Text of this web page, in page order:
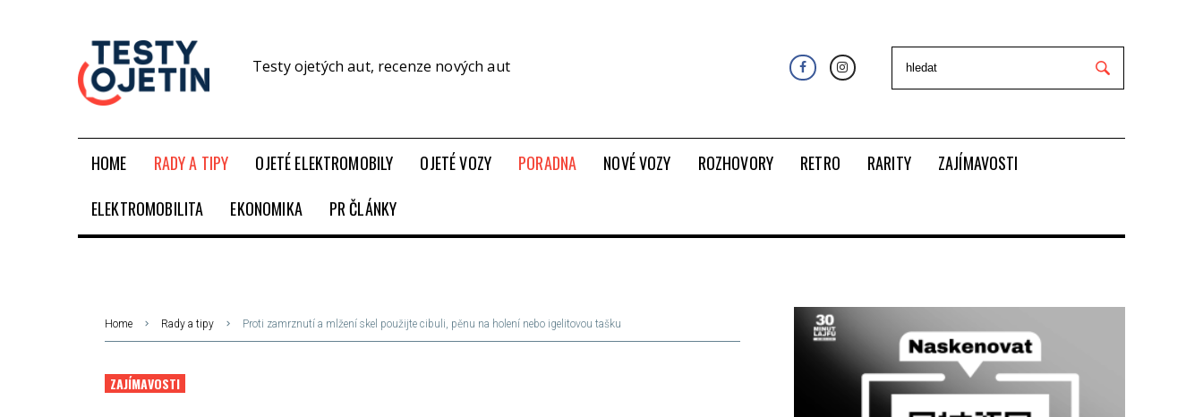
Testy ojetých aut, recenze nových aut
HOME RADY A TIPY OJETÉ ELEKTROMOBILY OJETÉ VOZY PORADNA NOVÉ VOZY ROZHOVORY RETRO RARITY
ZAJÍMAVOSTI
ELEKTROMOBILITA
EKONOMIKA PR ČLÁNKY
Home Rady a tipy Proti zamrznutí a mlžení skel použijte cibuli, pěnu na holení nebo igelitovou tašku
ZAJÍMAVOSTI